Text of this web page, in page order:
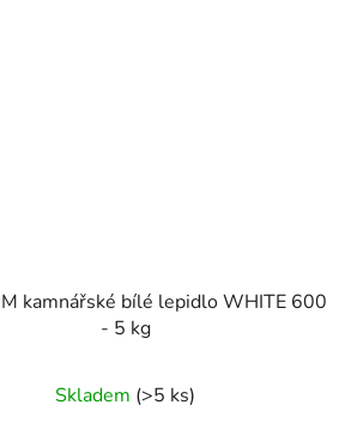
kamnářské bílé lepidlo WHITE 600
- 5 kg
Skladem (>5 ks)